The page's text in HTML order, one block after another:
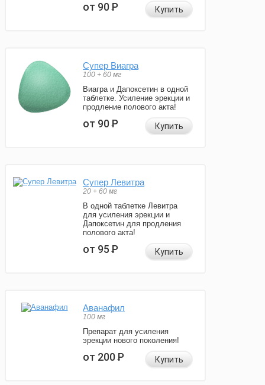
от 90Р Купить
Супер Виагра
100 + 60 мг
Виагра и Дапоксетин в одной
таблетке. Усиление эрекции и
продление полового акта!
от 90Р Купить
Супер Левитра
20 + 60 мг
В одной таблетке Левитра
для усиления эрекции и
Дапоксетин для продления
полового акта!
от 95Р Купить
Аванафил
100 мг
Препарат для усиления
эрекции нового поколения!
от 200Р Купить